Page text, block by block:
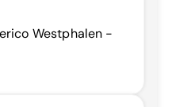
Westphalen -